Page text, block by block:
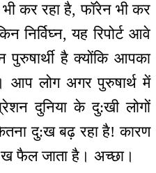
भी कर रहा है, फॉरेन भी कर
निर्विघ्न, यह रिपोर्ट आवे
पुरुषार्थी है क्योंकि आपका
आप लोग अगर पुरुषार्थ में
दुनिया के दु:खी लोगों
दु:ख बढ़ रहा है! कारण
फैल जाता है। अच्छा।